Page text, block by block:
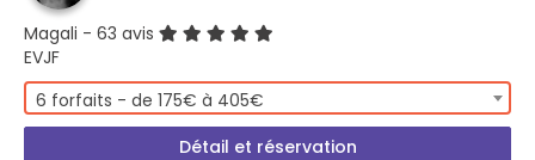
Magali - 63 avis
EVJF
6 forfaits - de 175€ à 405€
Détail et réservation